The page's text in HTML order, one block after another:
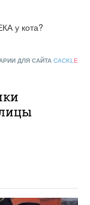
у кота?
ДЛЯ САЙТА CACKL E